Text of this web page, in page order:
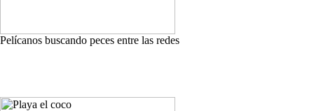
Pelícanos buscando peces entre las redes